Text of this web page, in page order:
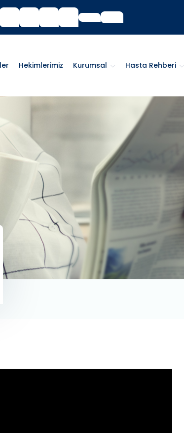
Hekimlerimiz Kurumsal Hasta Rehberi